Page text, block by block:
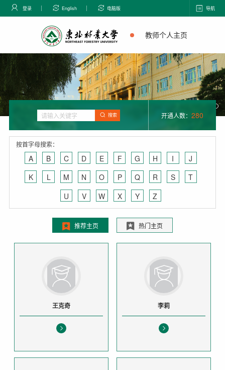
登录 English 电脑版 导航
教师个人主页
搜索 开通人数： 280
按首字母搜索：
A B C D E F G H I
J
K
L M N O P Q R S
T
U
V W X Y Z
推荐主页 热门主页
王克奇 李莉